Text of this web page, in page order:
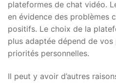
plateformes de chat vidéo.
en évidence des problèmes
positifs. Le choix de la
plus adaptée dépend de
priorités personnelles.
Il peut y avoir d’autres